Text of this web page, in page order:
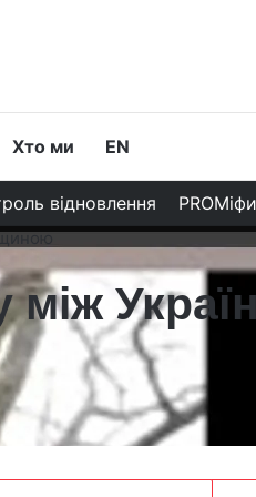
Хто ми EN
відновлення PROМіфи